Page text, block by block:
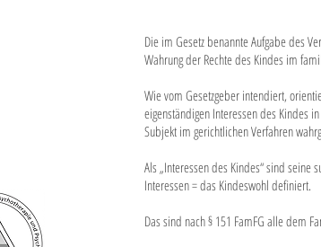
Die im Gesetz benannte Aufgabe des
Wahrung der Rechte des Kindes im
Wie vom Gesetzgeber intendiert,
eigenständigen Interessen des Kindes
Subjekt im gerichtlichen Verfahren
Als „Interessen des Kindes“ sind
Interessen = das Kindeswohl definiert.
Das sind nach § 151 FamFG alle dem